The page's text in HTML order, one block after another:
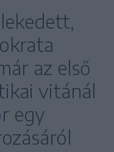
az első
vitánál
egy